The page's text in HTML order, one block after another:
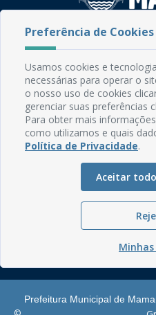
Fone: (83) 3292-
Email:
Expediente: Segunda à
Mapa do
Perguntas
Manual de
Glossário
Ouvidoria
Política de
Prefeitura Municipal de
Preferência de Cookies
Usamos cookies e
necessárias para operar o
o nosso uso de cookies
gerenciar suas preferências
Para obter mais
como utilizamos e quais
Política de Privacidade.
Aceitar